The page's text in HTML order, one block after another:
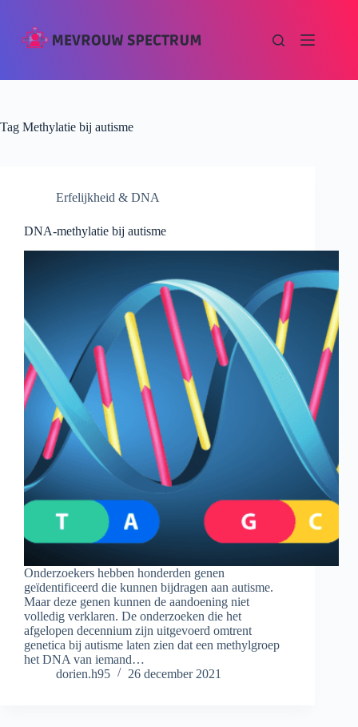
Tag Methylatie bij autisme
Erfelijkheid & DNA
DNA-methylatie bij autisme
Onderzoekers hebben honderden genen
geïdentificeerd die kunnen bijdragen aan autisme.
Maar deze genen kunnen de aandoening niet
volledig verklaren. De onderzoeken die het
afgelopen decennium zijn uitgevoerd omtrent
genetica bij autisme laten zien dat een methylgroep
het DNA van iemand…
dorien.h95
26 december 2021